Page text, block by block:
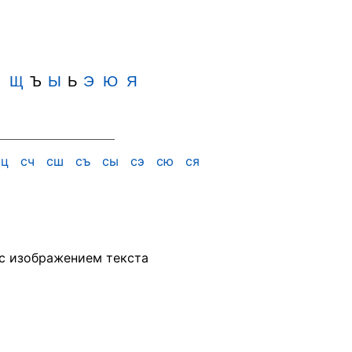
Щ Ъ Ы Ь Э Ю Я
сч сш съ сы сэ сю ся